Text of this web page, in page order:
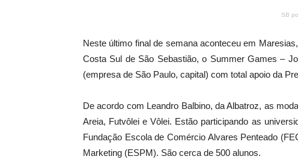
SB
Neste último final de semana aconteceu em
Costa Sul de São Sebastião, o Summer Games –
(empresa de São Paulo, capital) com total apoio da
De acordo com Leandro Balbino, da Albatroz, as
Areia, Futvôlei e Vôlei. Estão participando as
Fundação Escola de Comércio Alvares Penteado
Marketing (ESPM). São cerca de 500 alunos.